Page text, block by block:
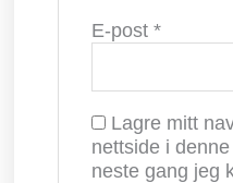
E-post*
Lagre mitt
nettside i
neste gang jeg